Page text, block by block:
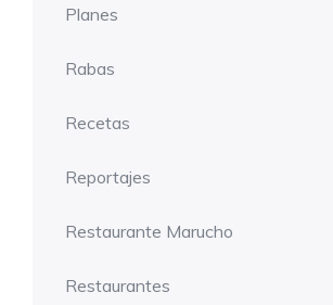
Planes
Rabas
Recetas
Reportajes
Restaurante Marucho
Restaurantes